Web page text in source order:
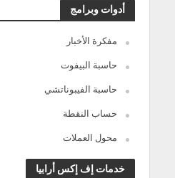
أدوات وبرامج
مفكرة الأخبار
حاسبة البيفوت
حاسبة الفيبوناتشي
حساب النقطة
محول العملات
خدمات إف إكس أرابيا